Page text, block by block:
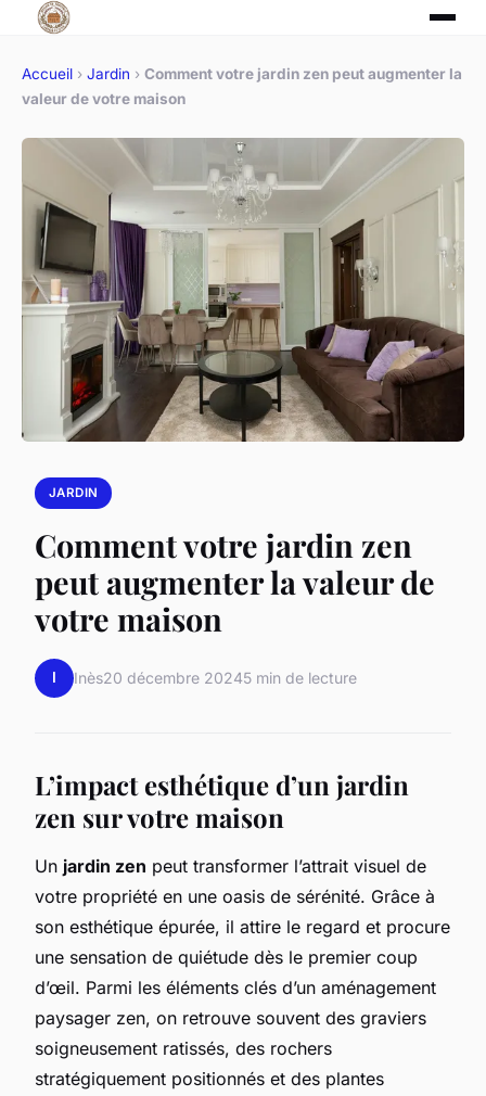
Accueil › Jardin › Comment votre jardin zen peut augmenter la
valeur de votre maison
JARDIN
Comment votre jardin zen
peut augmenter la valeur de
votre maison
I Inès20 décembre 20245 min de lecture
L’impact esthétique d’un jardin
zen sur votre maison
Un jardin zen peut transformer l’attrait visuel de
votre propriété en une oasis de sérénité. Grâce à
son esthétique épurée, il attire le regard et procure
une sensation de quiétude dès le premier coup
d’œil. Parmi les éléments clés d’un aménagement
paysager zen, on retrouve souvent des graviers
soigneusement ratissés, des rochers
stratégiquement positionnés et des plantes